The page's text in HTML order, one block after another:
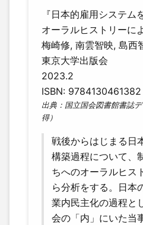
『日本的雇用システ
オーラルヒストリーに
梅崎修, 南雲智映, 島西
東京大学出版会
2023.2
ISBN: 9784130461382
出典：国立国会図書館書誌
得）
戦後からはじまる日
構築過程について、
ちへのオーラルヒス
ら分析をする。日本
業内民主化の過程と
会の「内」にいた当